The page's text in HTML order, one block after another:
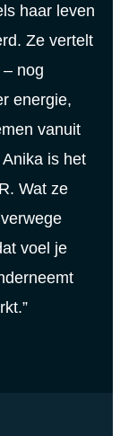
haar leven
Ze vertelt
nog
energie,
vanuit
is het
Wat ze
voel je